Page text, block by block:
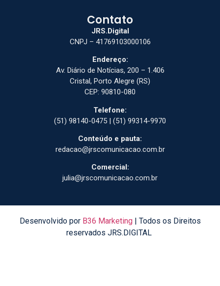
Contato
JRS.Digital
CNPJ – 41769103000106
Endereço:
Av. Diário de Notícias, 200 – 1.406
Cristal, Porto Alegre (RS)
CEP: 90810-080
Telefone:
(51) 98140-0475 | (51) 99314-9970
Conteúdo e pauta:
redacao@jrscomunicacao.com.br
Comercial:
julia@jrscomunicacao.com.br
Desenvolvido por B36 Marketing| Todos os Direitos
reservados JRS.DIGITAL